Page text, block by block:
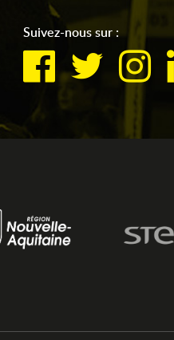
Suivez-nous sur :